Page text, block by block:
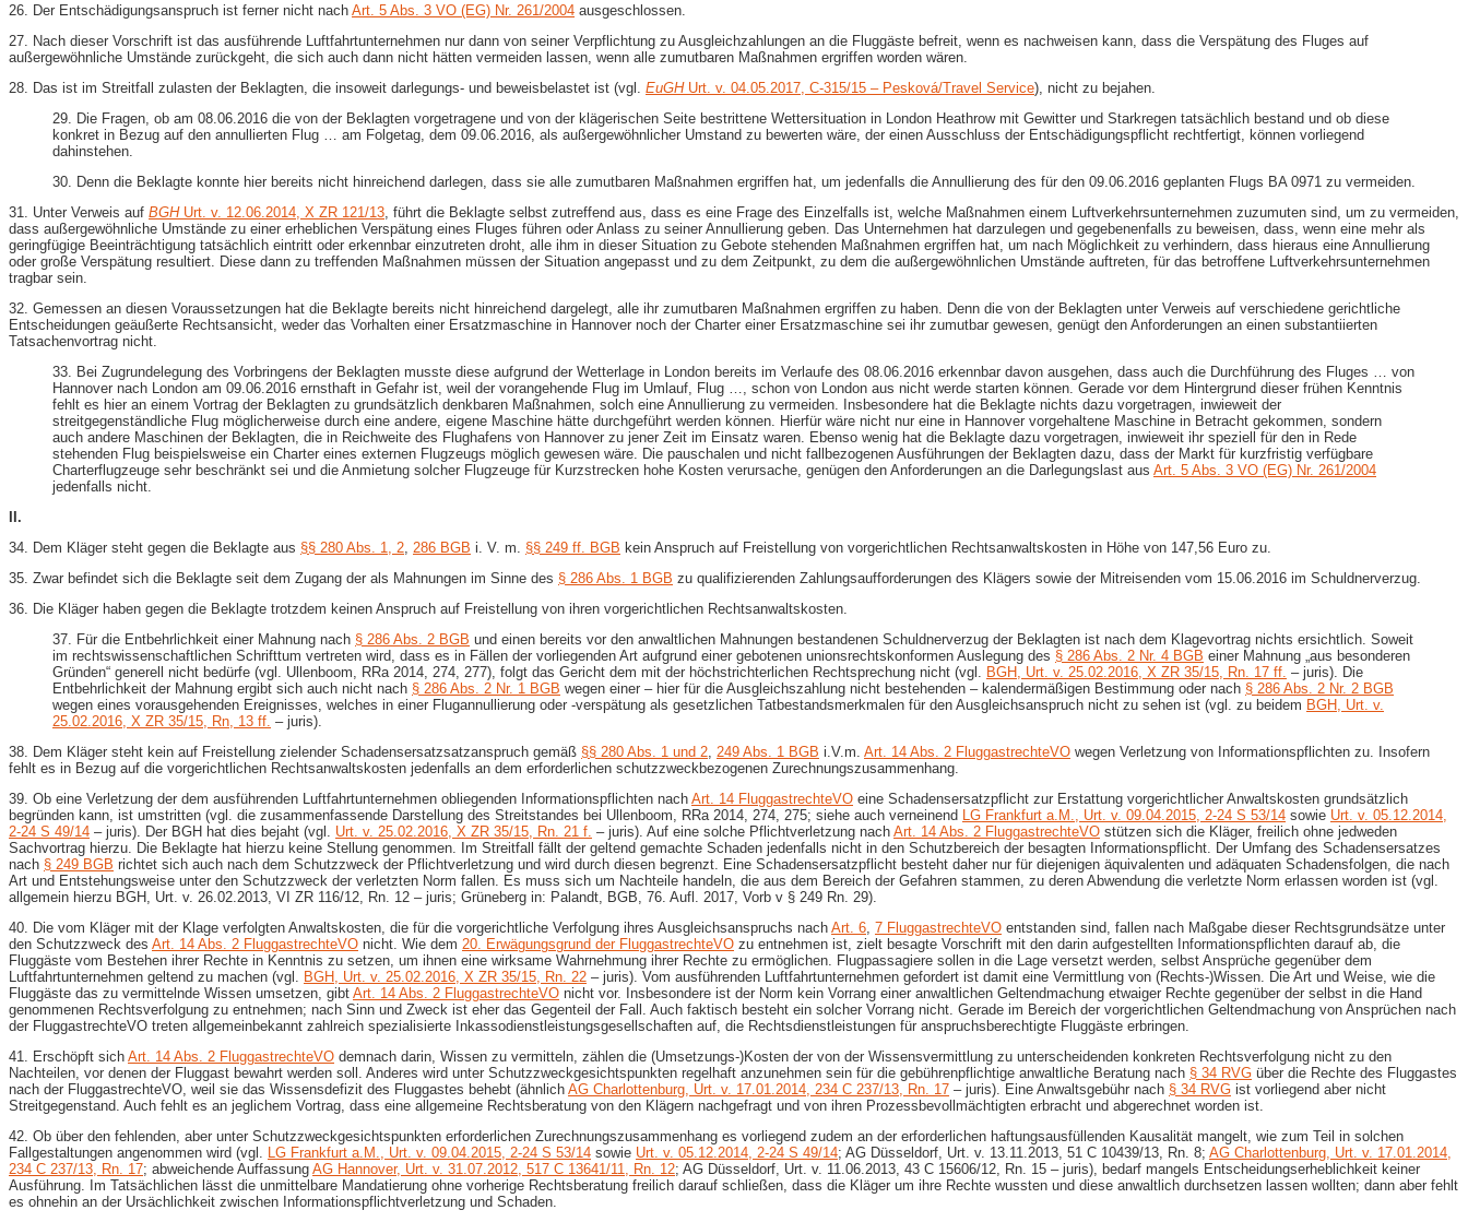
26. Der Entschädigungsanspruch ist ferner nicht nach Art. 5 Abs. 3 VO (EG) Nr. 261/2004 ausgeschlossen.
27. Nach dieser Vorschrift ist das ausführende Luftfahrtunternehmen nur dann von seiner Verpflichtung zu Ausgleichzahlungen an die Fluggäste befreit, wenn es nachweisen kann, dass die Verspätung des Fluges auf
außergewöhnliche Umstände zurückgeht, die sich auch dann nicht hätten vermeiden lassen, wenn alle zumutbaren Maßnahmen ergriffen worden wären.
28. Das ist im Streitfall zulasten der Beklagten, die insoweit darlegungs- und beweisbelastet ist (vgl. EuGHUrt. v. 04.05.2017, C-​315/15 – Pesková/Travel Service), nicht zu bejahen.
29. Die Fragen, ob am 08.06.2016 die von der Beklagten vorgetragene und von der klägerischen Seite bestrittene Wettersituation in London Heathrow mit Gewitter und Starkregen tatsächlich bestand und ob diese
konkret in Bezug auf den annullierten Flug … am Folgetag, dem 09.06.2016, als außergewöhnlicher Umstand zu bewerten wäre, der einen Ausschluss der Entschädigungspflicht rechtfertigt, können vorliegend
dahinstehen.
30. Denn die Beklagte konnte hier bereits nicht hinreichend darlegen, dass sie alle zumutbaren Maßnahmen ergriffen hat, um jedenfalls die Annullierung des für den 09.06.2016 geplanten Flugs BA 0971 zu vermeiden.
31. Unter Verweis auf BGHUrt. v. 12.06.2014, X ZR 121/13 , führt die Beklagte selbst zutreffend aus, dass es eine Frage des Einzelfalls ist, welche Maßnahmen einem Luftverkehrsunternehmen zuzumuten sind, um zu vermeiden,
dass außergewöhnliche Umstände zu einer erheblichen Verspätung eines Fluges führen oder Anlass zu seiner Annullierung geben. Das Unternehmen hat darzulegen und gegebenenfalls zu beweisen, dass, wenn eine mehr als
geringfügige Beeinträchtigung tatsächlich eintritt oder erkennbar einzutreten droht, alle ihm in dieser Situation zu Gebote stehenden Maßnahmen ergriffen hat, um nach Möglichkeit zu verhindern, dass hieraus eine Annullierung
oder große Verspätung resultiert. Diese dann zu treffenden Maßnahmen müssen der Situation angepasst und zu dem Zeitpunkt, zu dem die außergewöhnlichen Umstände auftreten, für das betroffene Luftverkehrsunternehmen
tragbar sein.
32. Gemessen an diesen Voraussetzungen hat die Beklagte bereits nicht hinreichend dargelegt, alle ihr zumutbaren Maßnahmen ergriffen zu haben. Denn die von der Beklagten unter Verweis auf verschiedene gerichtliche
Entscheidungen geäußerte Rechtsansicht, weder das Vorhalten einer Ersatzmaschine in Hannover noch der Charter einer Ersatzmaschine sei ihr zumutbar gewesen, genügt den Anforderungen an einen substantiierten
Tatsachenvortrag nicht.
33. Bei Zugrundelegung des Vorbringens der Beklagten musste diese aufgrund der Wetterlage in London bereits im Verlaufe des 08.06.2016 erkennbar davon ausgehen, dass auch die Durchführung des Fluges … von
Hannover nach London am 09.06.2016 ernsthaft in Gefahr ist, weil der vorangehende Flug im Umlauf, Flug …, schon von London aus nicht werde starten können. Gerade vor dem Hintergrund dieser frühen Kenntnis
fehlt es hier an einem Vortrag der Beklagten zu grundsätzlich denkbaren Maßnahmen, solch eine Annullierung zu vermeiden. Insbesondere hat die Beklagte nichts dazu vorgetragen, inwieweit der
streitgegenständliche Flug möglicherweise durch eine andere, eigene Maschine hätte durchgeführt werden können. Hierfür wäre nicht nur eine in Hannover vorgehaltene Maschine in Betracht gekommen, sondern
auch andere Maschinen der Beklagten, die in Reichweite des Flughafens von Hannover zu jener Zeit im Einsatz waren. Ebenso wenig hat die Beklagte dazu vorgetragen, inwieweit ihr speziell für den in Rede
stehenden Flug beispielsweise ein Charter eines externen Flugzeugs möglich gewesen wäre. Die pauschalen und nicht fallbezogenen Ausführungen der Beklagten dazu, dass der Markt für kurzfristig verfügbare
Charterflugzeuge sehr beschränkt sei und die Anmietung solcher Flugzeuge für Kurzstrecken hohe Kosten verursache, genügen den Anforderungen an die Darlegungslast aus Art. 5 Abs. 3 VO (EG) Nr. 261/2004
jedenfalls nicht.
II.
34. Dem Kläger steht gegen die Beklagte aus §§ 280 Abs. 1, 2 286 BGB i. V. m. §§ 249 ff. BGB kein Anspruch auf Freistellung von vorgerichtlichen Rechtsanwaltskosten in Höhe von 147,56 Euro zu.
35. Zwar befindet sich die Beklagte seit dem Zugang der als Mahnungen im Sinne des § 286 Abs. 1 BGB zu qualifizierenden Zahlungsaufforderungen des Klägers sowie der Mitreisenden vom 15.06.2016 im Schuldnerverzug.
36. Die Kläger haben gegen die Beklagte trotzdem keinen Anspruch auf Freistellung von ihren vorgerichtlichen Rechtsanwaltskosten.
37. Für die Entbehrlichkeit einer Mahnung nach § 286 Abs. 2 BGB und einen bereits vor den anwaltlichen Mahnungen bestandenen Schuldnerverzug der Beklagten ist nach dem Klagevortrag nichts ersichtlich. Soweit
im rechtswissenschaftlichen Schrifttum vertreten wird, dass es in Fällen der vorliegenden Art aufgrund einer gebotenen unionsrechtskonformen Auslegung des § 286 Abs. 2 Nr. 4 BGB einer Mahnung „aus besonderen
Gründen“ generell nicht bedürfe (vgl. Ullenboom, RRa 2014, 274, 277), folgt das Gericht dem mit der höchstrichterlichen Rechtsprechung nicht (vgl. BGH, Urt. v. 25.02.2016, X ZR 35/15, Rn. 17 ff. – juris). Die
Entbehrlichkeit der Mahnung ergibt sich auch nicht nach § 286 Abs. 2 Nr. 1 BGB wegen einer – hier für die Ausgleichszahlung nicht bestehenden – kalendermäßigen Bestimmung oder nach § 286 Abs. 2 Nr. 2 BGB
wegen eines vorausgehenden Ereignisses, welches in einer Flugannullierung oder -verspätung als gesetzlichen Tatbestandsmerkmalen für den Ausgleichsanspruch nicht zu sehen ist (vgl. zu beidem BGH, Urt. v.
25.02.2016, X ZR 35/15, Rn, 13 ff. – juris).
38. Dem Kläger steht kein auf Freistellung zielender Schadensersatzsatzanspruch gemäß §§ 280 Abs. 1 und 2 249 Abs. 1 BGB i.V.m. Art. 14 Abs. 2 FluggastrechteVO wegen Verletzung von Informationspflichten zu. Insofern
fehlt es in Bezug auf die vorgerichtlichen Rechtsanwaltskosten jedenfalls an dem erforderlichen schutzzweckbezogenen Zurechnungszusammenhang.
39. Ob eine Verletzung der dem ausführenden Luftfahrtunternehmen obliegenden Informationspflichten nach Art. 14 FluggastrechteVO eine Schadensersatzpflicht zur Erstattung vorgerichtlicher Anwaltskosten grundsätzlich
begründen kann, ist umstritten (vgl. die zusammenfassende Darstellung des Streitstandes bei Ullenboom, RRa 2014, 274, 275; siehe auch verneinend LG Frankfurt a.M., Urt. v. 09.04.2015, 2-​24 S 53/14 sowie Urt. v. 05.12.2014,
2-​24 S 49/14 – juris). Der BGH hat dies bejaht (vgl. Urt. v. 25.02.2016, X ZR 35/15, Rn. 21 f. – juris). Auf eine solche Pflichtverletzung nach Art. 14 Abs. 2 FluggastrechteVO stützen sich die Kläger, freilich ohne jedweden
Sachvortrag hierzu. Die Beklagte hat hierzu keine Stellung genommen. Im Streitfall fällt der geltend gemachte Schaden jedenfalls nicht in den Schutzbereich der besagten Informationspflicht. Der Umfang des Schadensersatzes
nach § 249 BGB richtet sich auch nach dem Schutzzweck der Pflichtverletzung und wird durch diesen begrenzt. Eine Schadensersatzpflicht besteht daher nur für diejenigen äquivalenten und adäquaten Schadensfolgen, die nach
Art und Entstehungsweise unter den Schutzzweck der verletzten Norm fallen. Es muss sich um Nachteile handeln, die aus dem Bereich der Gefahren stammen, zu deren Abwendung die verletzte Norm erlassen worden ist (vgl.
allgemein hierzu BGH, Urt. v. 26.02.2013, VI ZR 116/12, Rn. 12 – juris; Grüneberg in: Palandt, BGB, 76. Aufl. 2017, Vorb v § 249 Rn. 29).
40. Die vom Kläger mit der Klage verfolgten Anwaltskosten, die für die vorgerichtliche Verfolgung ihres Ausgleichsanspruchs nach Art. 6 7 FluggastrechteVO entstanden sind, fallen nach Maßgabe dieser Rechtsgrundsätze unter
den Schutzzweck des Art. 14 Abs. 2 FluggastrechteVO nicht. Wie dem 20. Erwägungsgrund der FluggastrechteVO zu entnehmen ist, zielt besagte Vorschrift mit den darin aufgestellten Informationspflichten darauf ab, die
Fluggäste vom Bestehen ihrer Rechte in Kenntnis zu setzen, um ihnen eine wirksame Wahrnehmung ihrer Rechte zu ermöglichen. Flugpassagiere sollen in die Lage versetzt werden, selbst Ansprüche gegenüber dem
Luftfahrtunternehmen geltend zu machen (vgl. BGH, Urt. v. 25.02.2016, X ZR 35/15, Rn. 22 – juris). Vom ausführenden Luftfahrtunternehmen gefordert ist damit eine Vermittlung von (Rechts-​)Wissen. Die Art und Weise, wie die
Fluggäste das zu vermittelnde Wissen umsetzen, gibt Art. 14 Abs. 2 FluggastrechteVO nicht vor. Insbesondere ist der Norm kein Vorrang einer anwaltlichen Geltendmachung etwaiger Rechte gegenüber der selbst in die Hand
genommenen Rechtsverfolgung zu entnehmen; nach Sinn und Zweck ist eher das Gegenteil der Fall. Auch faktisch besteht ein solcher Vorrang nicht. Gerade im Bereich der vorgerichtlichen Geltendmachung von Ansprüchen nach
der FluggastrechteVO treten allgemeinbekannt zahlreich spezialisierte Inkassodienstleistungsgesellschaften auf, die Rechtsdienstleistungen für anspruchsberechtigte Fluggäste erbringen.
41. Erschöpft sich Art. 14 Abs. 2 FluggastrechteVO demnach darin, Wissen zu vermitteln, zählen die (Umsetzungs-​)Kosten der von der Wissensvermittlung zu unterscheidenden konkreten Rechtsverfolgung nicht zu den
Nachteilen, vor denen der Fluggast bewahrt werden soll. Anderes wird unter Schutzzweckgesichtspunkten regelhaft anzunehmen sein für die gebührenpflichtige anwaltliche Beratung nach § 34 RVG über die Rechte des Fluggastes
nach der FluggastrechteVO, weil sie das Wissensdefizit des Fluggastes behebt (ähnlich AG Charlottenburg, Urt. v. 17.01.2014, 234 C 237/13, Rn. 17 – juris). Eine Anwaltsgebühr nach § 34 RVG ist vorliegend aber nicht
Streitgegenstand. Auch fehlt es an jeglichem Vortrag, dass eine allgemeine Rechtsberatung von den Klägern nachgefragt und von ihren Prozessbevollmächtigten erbracht und abgerechnet worden ist.
42. Ob über den fehlenden, aber unter Schutzzweckgesichtspunkten erforderlichen Zurechnungszusammenhang es vorliegend zudem an der erforderlichen haftungsausfüllenden Kausalität mangelt, wie zum Teil in solchen
Fallgestaltungen angenommen wird (vgl. LG Frankfurt a.M., Urt. v. 09.04.2015, 2-​24 S 53/14 sowie Urt. v. 05.12.2014, 2-​24 S 49/14; AG Düsseldorf, Urt. v. 13.11.2013, 51 C 10439/13, Rn. 8; AG Charlottenburg, Urt. v. 17.01.2014,
234 C 237/13, Rn. 17; abweichende Auffassung AG Hannover, Urt. v. 31.07.2012, 517 C 13641/11, Rn. 12; AG Düsseldorf, Urt. v. 11.06.2013, 43 C 15606/12, Rn. 15 – juris), bedarf mangels Entscheidungserheblichkeit keiner
Ausführung. Im Tatsächlichen lässt die unmittelbare Mandatierung ohne vorherige Rechtsberatung freilich darauf schließen, dass die Kläger um ihre Rechte wussten und diese anwaltlich durchsetzen lassen wollten; dann aber fehlt
es ohnehin an der Ursächlichkeit zwischen Informationspflichtverletzung und Schaden.